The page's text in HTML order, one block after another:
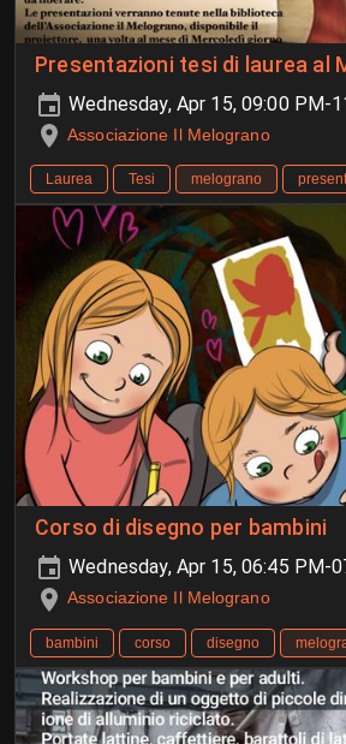
Presentazioni tesi di laurea al
Wednesday, Apr 15, 09:00 PM-
Associazione Il Melograno
Laurea Tesi melograno
Corso di disegno per bambini
Wednesday, Apr 15, 06:45 PM-
Associazione Il Melograno
bambini corso disegno